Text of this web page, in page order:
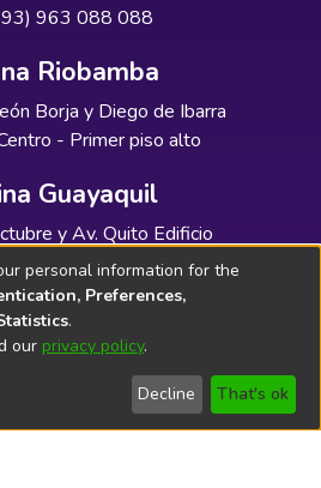
963 088 088
Riobamba
Borja y Diego de Ibarra
- Primer piso alto
Guayaquil
y Av. Quito Edificio
- Planta baja
Bibliolatino.com
personal information for the
Preferences,
.
our privacy policy.
Decline That's ok